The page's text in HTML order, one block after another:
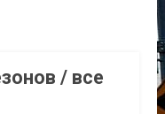
/ все